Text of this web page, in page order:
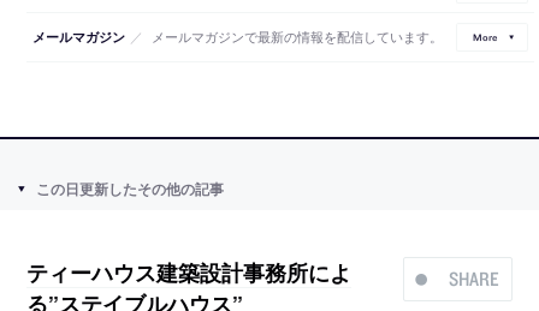
メールマガジン ／ メールマガジンで最新の情報を配信しています。 More
この日更新したその他の記事
SHARE
ティーハウス建築設計事務所によ
る”ステイブルハウス”